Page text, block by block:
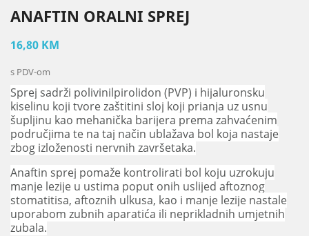
ANAFTIN ORALNI SPREJ
16,80 KM
s PDV-om
Sprej sadrži polivinilpirolidon (PVP) i hijaluronsku
kiselinu koji tvore zaštitini sloj koji prianja uz usnu
šupljinu kao mehanička barijera prema zahvaćenim
područjima te na taj način ublažava bol koja nastaje
zbog izloženosti nervnih završetaka.
Anaftin sprej pomaže kontrolirati bol koju uzrokuju
manje lezije u ustima poput onih uslijed aftoznog
stomatitisa, aftoznih ulkusa, kao i manje lezije nastale
uporabom zubnih aparatića ili neprikladnih umjetnih
zubala.